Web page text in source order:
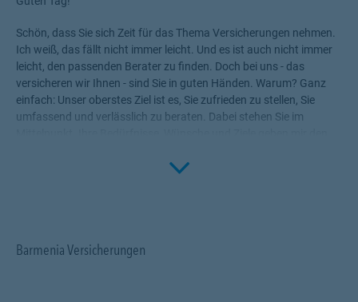
Schön, dass Sie sich Zeit für das Thema Versicherungen nehmen.
Ich weiß, das fällt nicht immer leicht. Und es ist auch nicht immer
leicht, den passenden Berater zu finden. Doch bei uns - das
versicheren wir Ihnen - sind Sie in guten Händen. Warum? Ganz
einfach: Unser oberstes Ziel ist es, Sie zufrieden zu stellen, Sie
umfassend und verlässlich zu beraten. Dabei stehen Sie im
Versicherungen, die Ihnen die nötige Sicherheit geben, Ihr Leben
sind für Sie da.
Click to
Barmenia Versicherungen